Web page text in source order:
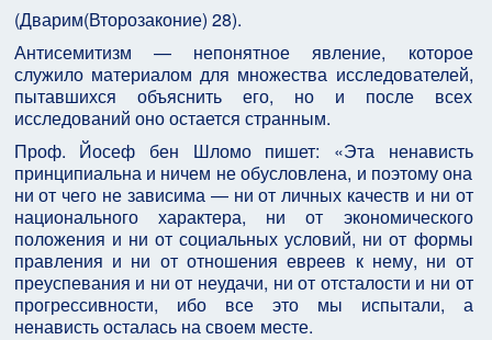
(Дварим(Второзаконие) 28).
Антисемитизм — непонятное явление, которое
служило материалом для множества исследователей,
пытавшихся объяснить его, но и после всех
исследований оно остается странным.
Проф. Йосеф бен Шломо пишет: «Эта ненависть
принципиальна и ничем не обусловлена, и поэтому она
ни от чего не зависима — ни от личных качеств и ни от
национального характера, ни от экономического
положения и ни от социальных условий, ни от формы
правления и ни от отношения евреев к нему, ни от
преуспевания и ни от неудачи, ни от отсталости и ни от
прогрессивности, ибо все это мы испытали, а
ненависть осталась на своем месте.